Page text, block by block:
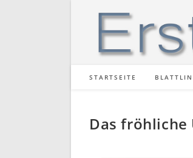
STARTSEITE
Das